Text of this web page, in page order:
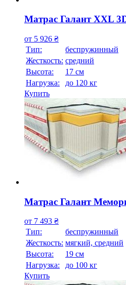
Матрас Галант XXL
от 5 926 ₴
Тип:
беспружинный
Жесткость: средний
Высотa:
17 см
Нагрузка:
до 120 кг
Купить
Матрас Галант
от 7 493 ₴
Тип:
беспружинный
Жесткость: мягкий, средний
Высотa:
19 см
Нагрузка:
до 100 кг
Купить